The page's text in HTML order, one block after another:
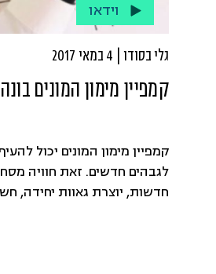
וידאו
גלי בסודו | 4 במאי 2017
קמפיין מימון המונים
קמפיין מימון המונים יכול
לגבהים חדשים. זאת חוויה
חדשות, יוצרת גאוות יחידה,